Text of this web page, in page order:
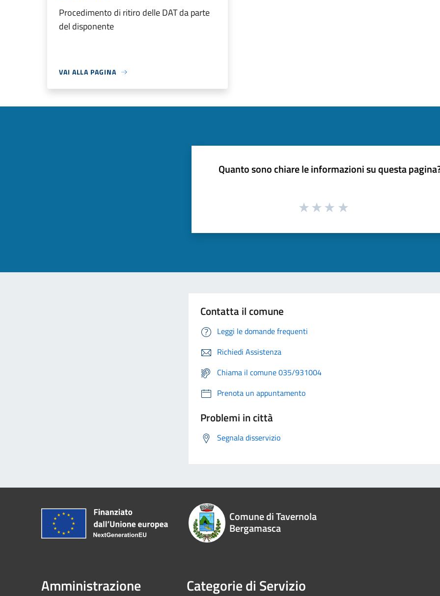
Procedimento di ritiro delle DAT da parte
del disponente
VAI ALLA PAGINA
Quanto sono chiare le informazioni su questa
Contatta il comune
Leggi le domande frequenti
Richiedi Assistenza
Chiama il comune 035/931004
Prenota un appuntamento
Problemi in città
Segnala disservizio
Comune di Tavernola
Bergamasca
Amministrazione Categorie di Servizio